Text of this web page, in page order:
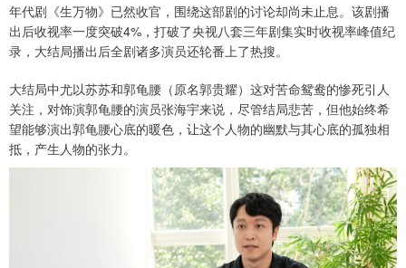
年代剧《生万物》已然收官，围绕这部剧的讨论却尚未止息。该剧播
出后收视率一度突破4%，打破了央视八套三年剧集实时收视率峰值纪
录，大结局播出后全剧诸多演员还轮番上了热搜。
大结局中尤以苏苏和郭龟腰（原名郭贵耀）这对苦命鸳鸯的惨死引人
关注，对饰演郭龟腰的演员张海宇来说，尽管结局悲苦，但他始终希
望能够演出郭龟腰心底的暖色，让这个人物的幽默与其心底的孤独相
抵，产生人物的张力。